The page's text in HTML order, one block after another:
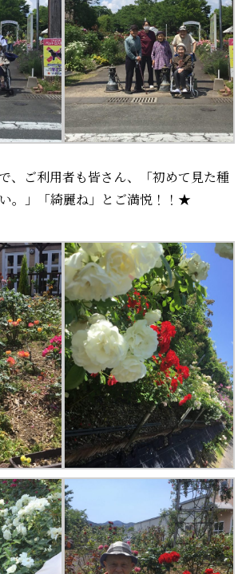
、ご利用者も皆さん、「初めて見た種
。」「綺麗ね」とご満悦！！★